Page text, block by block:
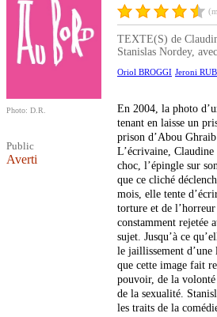
Photo: D.R.
Public
Averti
TEXTE(S) de
Stanislas Nordey,
Oriol BROGGI Jeroni
En 2004, la photo
tenant en laisse un
prison d’Abou
L’écrivaine,
choc, l’épingle sur
que ce cliché
mois, elle tente
torture et de
constamment rejetée
sujet. Jusqu’à ce
le jaillissement d’une
que cette image fait
pouvoir, de la
de la sexualité.
les traits de la